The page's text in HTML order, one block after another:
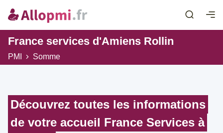
France services d'Amiens Rollin
PMI Somme
Découvrez toutes les informations
de votre accueil France Services à